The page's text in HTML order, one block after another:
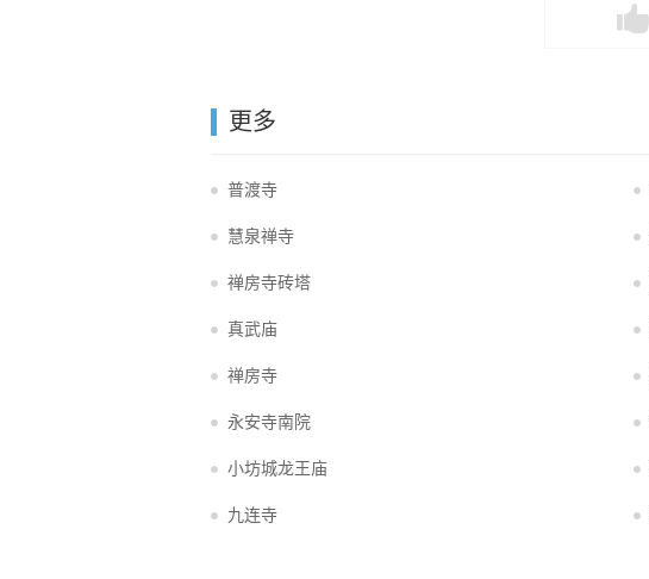
更多
普渡寺
慧泉禅寺
禅房寺砖塔
真武庙
禅房寺
永安寺南院
小坊城龙王庙
九连寺